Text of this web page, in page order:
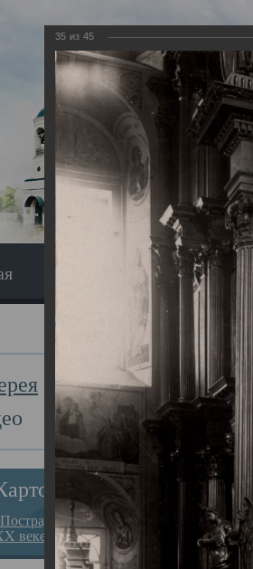
Экскурсия
за веру в
веке на Севере”
Главная
35 из 45